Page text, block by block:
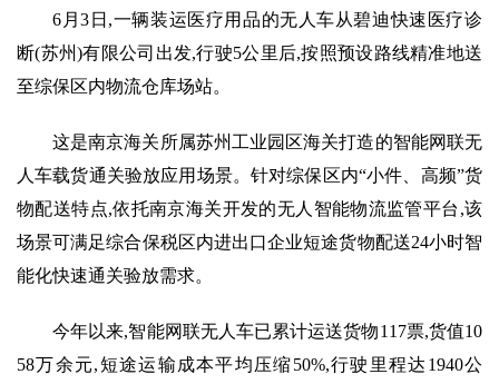
6月3日,一辆装运医疗用品的无人车从碧迪快速医疗诊
断(苏州)有限公司出发,行驶5公里后,按照预设路线精准地送
至综保区内物流仓库场站。
这是南京海关所属苏州工业园区海关打造的智能网联无
人车载货通关验放应用场景。针对综保区内“小件、高频”货
物配送特点,依托南京海关开发的无人智能物流监管平台,该
场景可满足综合保税区内进出口企业短途货物配送24小时智
能化快速通关验放需求。
今年以来,智能网联无人车已累计运送货物117票,货值10
58万余元,短途运输成本平均压缩50%,行驶里程达1940公